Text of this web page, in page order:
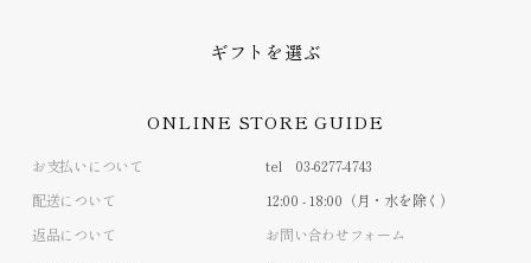
ギフトを選ぶ
ONLINE STORE GUIDE
お支払いについて
配送について
返品について
tel 03-6277-4743
12:00 - 18:00（月・水を除く）
お問い合わせフォーム